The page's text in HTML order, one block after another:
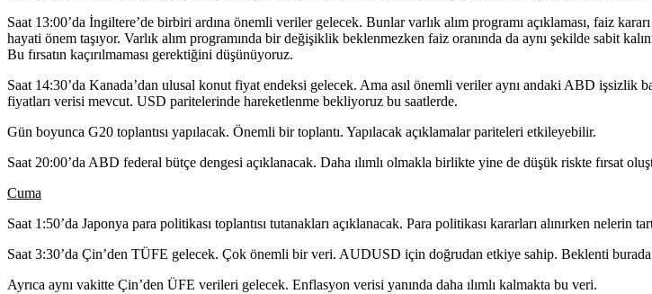
Saat 13:00’da İngiltere’de birbiri ardına önemli veriler gelecek. Bunlar varlık alım programı açıklaması, faiz
hayati önem taşıyor. Varlık alım programında bir değişiklik beklenmezken faiz oranında da aynı şekilde sabit
Bu fırsatın kaçırılmaması gerektiğini düşünüyoruz.
Saat 14:30’da Kanada’dan ulusal konut fiyat endeksi gelecek. Ama asıl önemli veriler aynı andaki ABD
fiyatları verisi mevcut. USD paritelerinde hareketlenme bekliyoruz bu saatlerde.
Gün boyunca G20 toplantısı yapılacak. Önemli bir toplantı. Yapılacak açıklamalar pariteleri etkileyebilir.
Saat 20:00’da ABD federal bütçe dengesi açıklanacak. Daha ılımlı olmakla birlikte yine de düşük riskte fırsat
Cuma
Saat 1:50’da Japonya para politikası toplantısı tutanakları açıklanacak. Para politikası kararları alınırken
Saat 3:30’da Çin’den TÜFE gelecek. Çok önemli bir veri. AUDUSD için doğrudan etkiye sahip. Beklenti burada
Ayrıca aynı vakitte Çin’den ÜFE verileri gelecek. Enflasyon verisi yanında daha ılımlı kalmakta bu veri.